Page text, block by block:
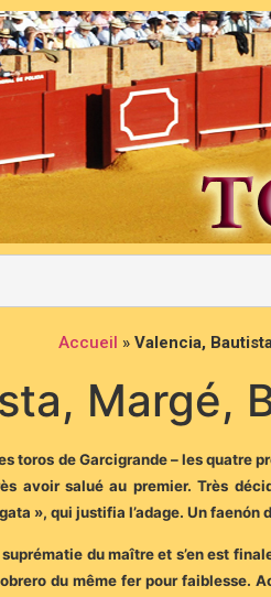
Accueil » Valencia,
Margé,
toros de Garcigrande – les quatre
avoir salué au premier. Très
», qui justifia l’adage. Un
du maître et s’en est
du même fer pour faiblesse.